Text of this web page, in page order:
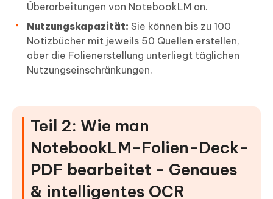
Überarbeitungen von NotebookLM an.
Nutzungskapazität: Sie können bis zu 100
Notizbücher mit jeweils 50 Quellen erstellen,
aber die Folienerstellung unterliegt täglichen
Nutzungseinschränkungen.
Teil 2: Wie man
NotebookLM-Folien-Deck-
PDF bearbeitet - Genaues
& intelligentes OCR